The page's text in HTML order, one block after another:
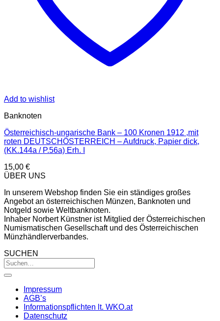
Add to wishlist
Banknoten
Österreichisch-ungarische Bank – 100 Kronen 1912 ,mit
roten DEUTSCHÖSTERREICH – Aufdruck, Papier dick,
(KK.144a / P.56a) Erh. I
15,00 €
ÜBER UNS
In unserem Webshop finden Sie ein ständiges großes
Angebot an österreichischen Münzen, Banknoten und
Notgeld sowie Weltbanknoten.
Inhaber Norbert Künstner ist Mitglied der Österreichischen
Numismatischen Gesellschaft und des Österreichischen
Münzhändlerverbandes.
SUCHEN
Impressum
AGB’s
Informationspflichten lt. WKO.at
Datenschutz